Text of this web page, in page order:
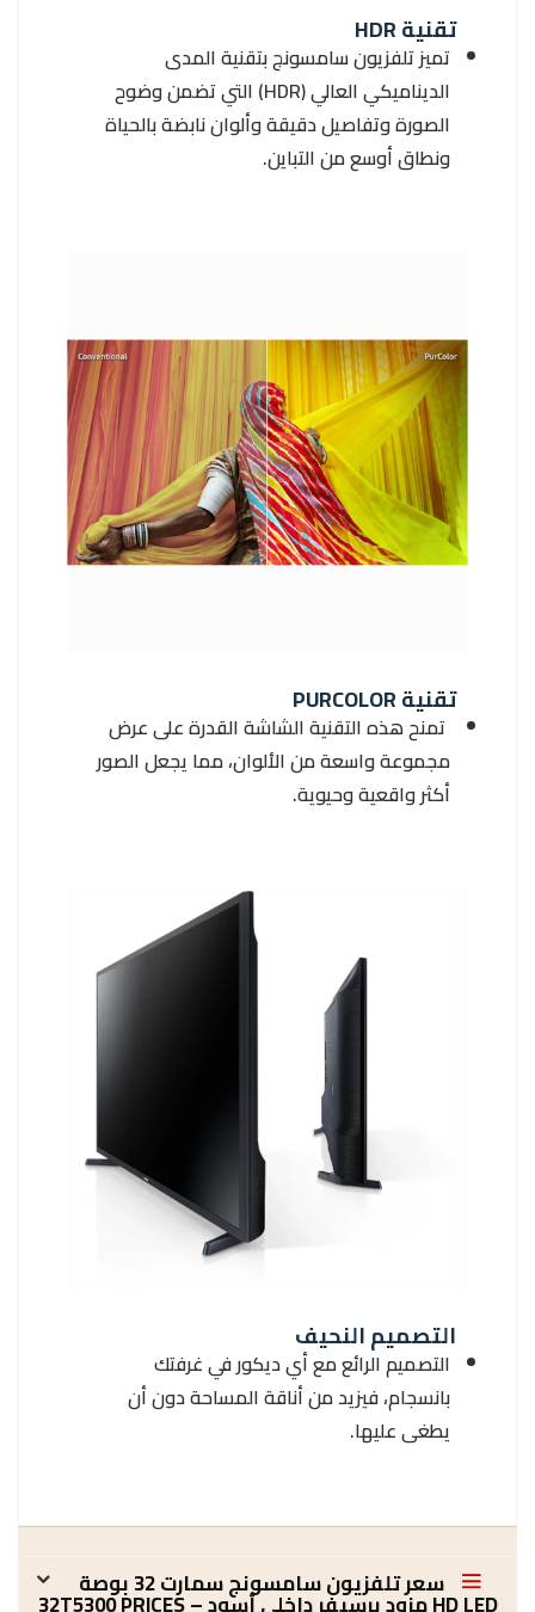
تقنية HDR
تميز تلفزيون سامسونج بتقنية المدى
الديناميكي العالي (HDR) التي تضمن وضوح
الصورة وتفاصيل دقيقة وألوان نابضة بالحياة
ونطاق أوسع من التباين.
تقنية PURCOLOR
تمنح هذه التقنية الشاشة القدرة على عرض
مجموعة واسعة من الألوان، مما يجعل الصور
أكثر واقعية وحيوية.
التصميم النحيف
التصميم الرائع مع أي ديكور في غرفتك
بانسجام، فيزيد من أناقة المساحة دون أن
يطغى عليها.
سعر تلفزيون سامسونج سمارت 32 بوصة